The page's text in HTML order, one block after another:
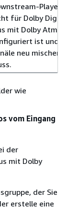
Player
für Dolby
mit Dolby Atmos
ist und
neu mischen
wie
vom Eingang
der
mit Dolby
der Sie
erstelle eine